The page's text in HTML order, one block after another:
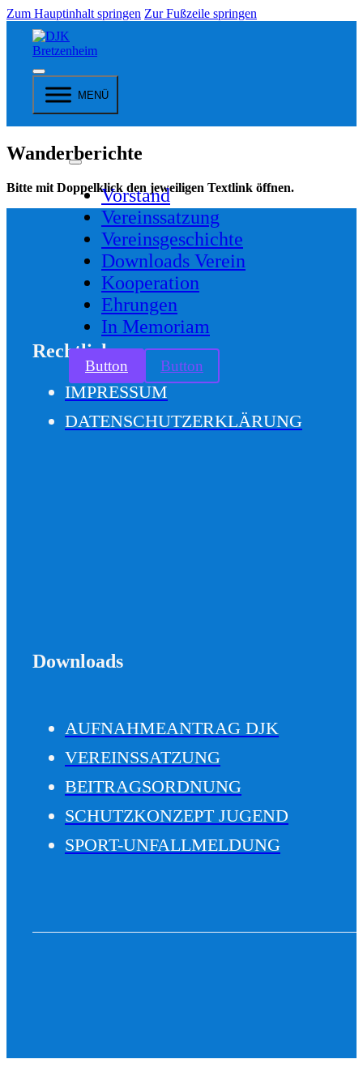
Zum Hauptinhalt springen Zur Fußzeile springen
MENÜ
Vorstand
Vereinssatzung
Vereinsgeschichte
Downloads Verein
Kooperation
Ehrungen
In Memoriam
Button Button
Wanderberichte
Bitte mit Doppelklick den jeweiligen Textlink öffnen.
Rechtliches
IMPRESSUM
DATENSCHUTZERKLÄRUNG
Downloads
AUFNAHMEANTRAG DJK
VEREINSSATZUNG
BEITRAGSORDNUNG
SCHUTZKONZEPT JUGEND
SPORT-UNFALLMELDUNG